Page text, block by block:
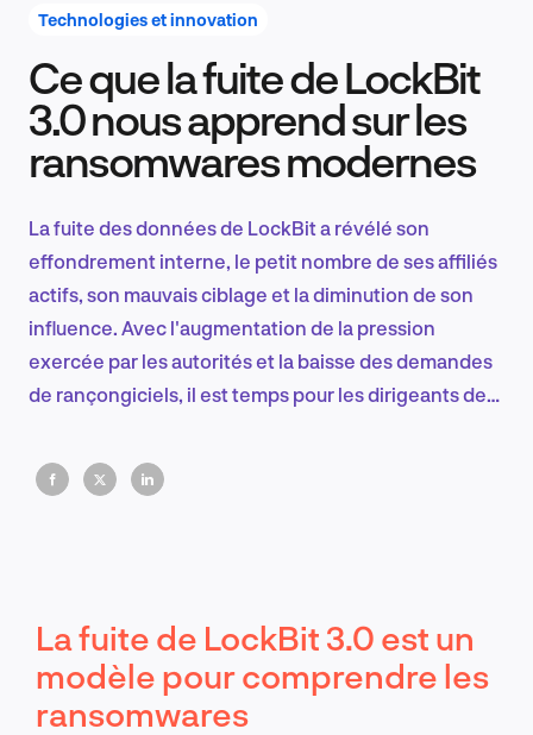
Recherche et conception produit
EN
Technologies et innovation
Ce que la fuite de LockBit
3.0 nous apprend sur les
ransomwares modernes
La fuite des données de LockBit a révélé son
effondrement interne, le petit nombre de ses affiliés
actifs, son mauvais ciblage et la diminution de son
influence. Avec l'augmentation de la pression
exercée par les autorités et la baisse des demandes
de rançongiciels, il est temps pour les dirigeants de
d'exploiter l'instabilité des acteurs de la menace.
La fuite de LockBit 3.0 est un
modèle pour comprendre les
ransomwares